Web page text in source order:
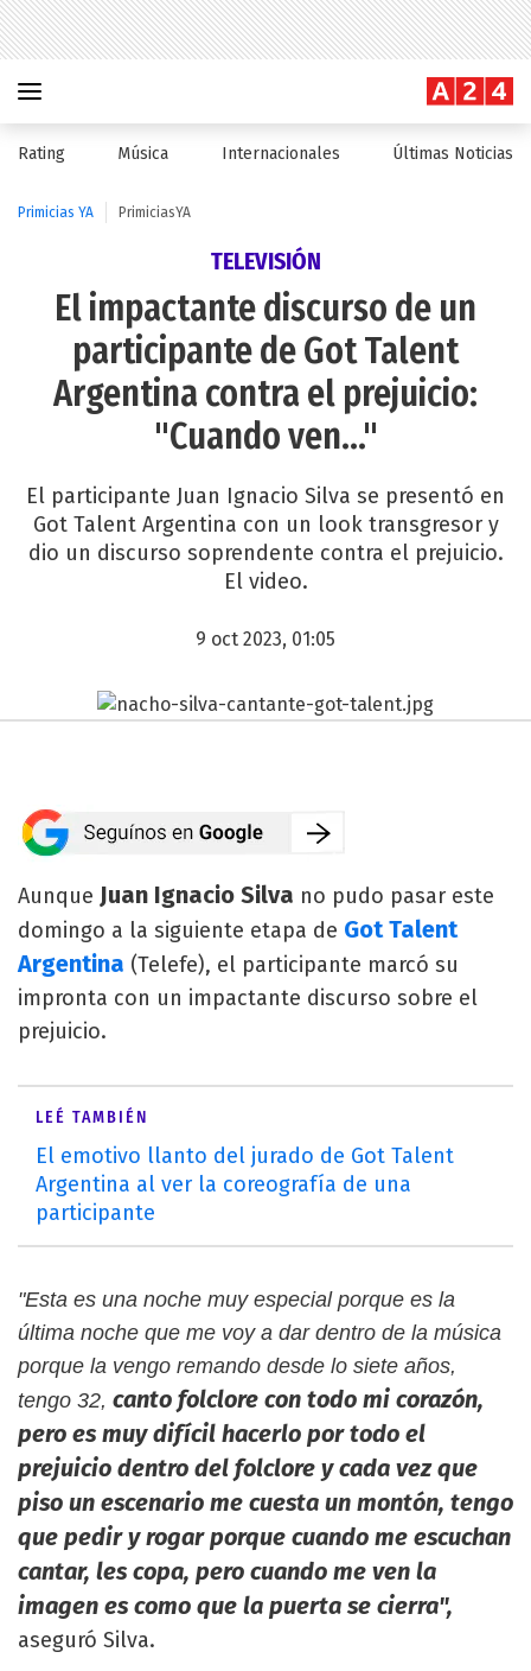
Rating Música Internacionales Últimas Noticias
Primicias YA PrimiciasYA
TELEVISIÓN
El impactante discurso de un
participante de Got Talent
Argentina contra el prejuicio:
"Cuando ven..."
El participante Juan Ignacio Silva se presentó en
Got Talent Argentina con un look transgresor y
dio un discurso soprendente contra el prejuicio.
El video.
9 oct 2023, 01:05
Aunque Juan Ignacio Silva no pudo pasar este
domingo a la siguiente etapa de Got Talent
Argentina (Telefe), el participante marcó su
impronta con un impactante discurso sobre el
prejuicio.
LEÉ TAMBIÉN
El emotivo llanto del jurado de Got Talent
Argentina al ver la coreografía de una
participante
"Esta es una noche muy especial porque es la
última noche que me voy a dar dentro de la música
porque la vengo remando desde lo siete años,
tengo 32, canto folclore con todo mi corazón,
pero es muy difícil hacerlo por todo el
prejuicio dentro del folclore y cada vez que
piso un escenario me cuesta un montón, tengo
que pedir y rogar porque cuando me escuchan
cantar, les copa, pero cuando me ven la
imagen es como que la puerta se cierra",
aseguró Silva.